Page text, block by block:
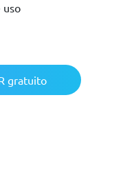
uso
gratuito